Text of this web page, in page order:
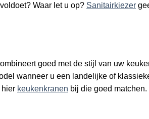
Waar let u op? Sanitairkiezer
goed met de stijl van uw
wanneer u een landelijke of
hier keukenkranen bij die goed